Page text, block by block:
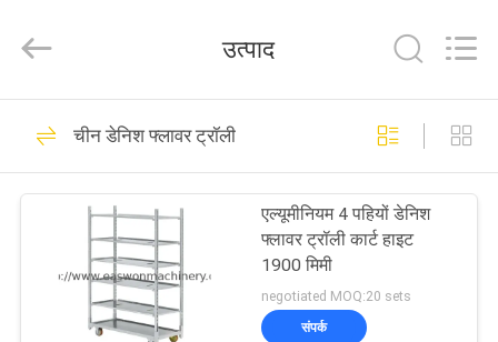
उत्पादों
Export
All
Reserved.
वुडवर्किंग बैंड सॉ मशीन
48
उत्पाद
चीन डेनिश फ्लावर ट्रॉली
एल्यूमीनियम 4 पहियों डेनिश
फ्लावर ट्रॉली कार्ट हाइट
1900 मिमी
negotiated MOQ:20 sets
संपर्क